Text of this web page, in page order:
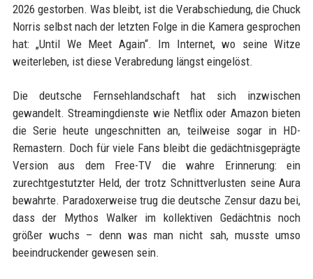
2026 gestorben. Was bleibt, ist die Verabschiedung, die Chuck
Norris selbst nach der letzten Folge in die Kamera gesprochen
hat: „Until We Meet Again“. Im Internet, wo seine Witze
weiterleben, ist diese Verabredung längst eingelöst.
Die deutsche Fernsehlandschaft hat sich inzwischen
gewandelt. Streamingdienste wie Netflix oder Amazon bieten
die Serie heute ungeschnitten an, teilweise sogar in HD-
Remastern. Doch für viele Fans bleibt die gedächtnisgeprägte
Version aus dem Free-TV die wahre Erinnerung: ein
zurechtgestutzter Held, der trotz Schnittverlusten seine Aura
bewahrte. Paradoxerweise trug die deutsche Zensur dazu bei,
dass der Mythos Walker im kollektiven Gedächtnis noch
größer wuchs – denn was man nicht sah, musste umso
beeindruckender gewesen sein.